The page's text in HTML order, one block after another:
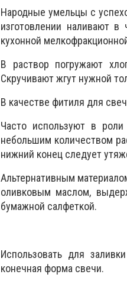
Народные умельцы с
изготовлении наливают
кухонной
В раствор погружают
Скручивают жгут нужной
В качестве фитиля для
Часто используют в
небольшим количеством
нижний конец следует
Альтернативным
оливковым маслом,
бумажной салфеткой.
Использовать для
конечная форма свечи.